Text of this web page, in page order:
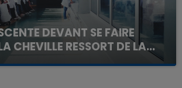
DEVANT SE FAIRE
CHEVILLE RESSORT DE LA...
plainte contre la clinique qui a